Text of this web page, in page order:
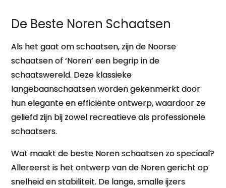
De Beste Noren Schaatsen
Als het gaat om schaatsen, zijn de Noorse
schaatsen of ‘Noren’ een begrip in de
schaatswereld. Deze klassieke
langebaanschaatsen worden gekenmerkt door
hun elegante en efficiënte ontwerp, waardoor ze
geliefd zijn bij zowel recreatieve als professionele
schaatsers.
Wat maakt de beste Noren schaatsen zo speciaal?
Allereerst is het ontwerp van de Noren gericht op
snelheid en stabiliteit. De lange, smalle ijzers